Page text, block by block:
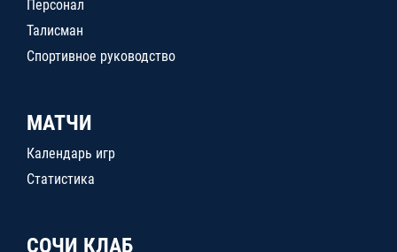
Персонал
Талисман
Спортивное руководство
МАТЧИ
Календарь игр
Статистика
СОЧИ КЛАБ